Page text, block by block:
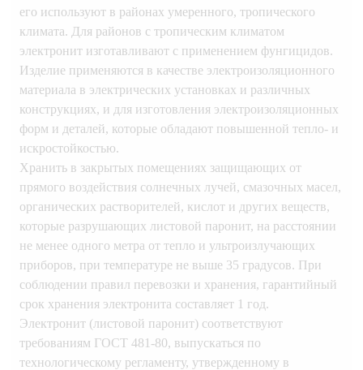
его используют в районах умеренного, тропического
климата. Для районов с тропическим климатом
электронит изготавливают с применением фунгицидов.
Изделие применяются в качестве электроизоляционного
материала в электрических установках и различных
конструкциях, и для изготовления электроизоляционных
форм и деталей, которые обладают повышенной тепло- и
искростойкостью.
Хранить в закрытых помещениях защищающих от
прямого воздействия солнечных лучей, смазочных масел,
органических растворителей, кислот и других веществ,
которые разрушающих листовой паронит, на расстоянии
не менее одного метра от тепло и ультроизлучающих
приборов, при температуре не выше 35 градусов. При
соблюдении правил перевозки и хранения, гарантийный
срок хранения электронита составляет 1 год.
Электронит (листовой паронит) соответствуют
требованиям ГОСТ 481-80, выпускаться по
технологическому регламенту, утвержденному в